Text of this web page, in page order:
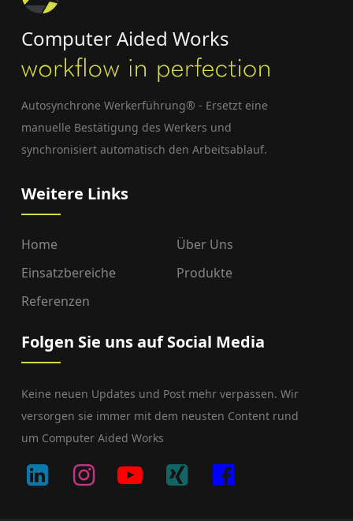
Computer Aided Works
Autosynchrone Werkerführung® - Ersetzt eine
manuelle Bestätigung des Werkers und
synchronisiert automatisch den Arbeitsablauf.
Weitere Links
Home
Über Uns
Einsatzbereiche
Produkte
Referenzen
Folgen Sie uns auf Social Media
Keine neuen Updates und Post mehr verpassen. Wir
versorgen sie immer mit dem neusten Content rund
um Computer Aided Works